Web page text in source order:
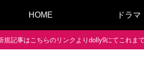
HOME ドラマ
記事はこちらのリンクよりdolly9にてこれま